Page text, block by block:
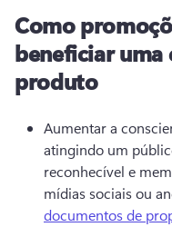
Como
beneficiar uma
produto
Aumentar a
atingindo um
reconhecível e
mídias sociais ou
documentos de